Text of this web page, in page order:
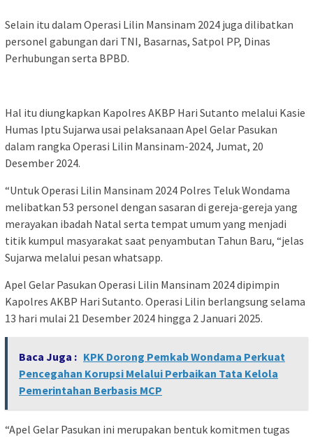
Selain itu dalam Operasi Lilin Mansinam 2024 juga dilibatkan
personel gabungan dari TNI, Basarnas, Satpol PP, Dinas
Perhubungan serta BPBD.
Hal itu diungkapkan Kapolres AKBP Hari Sutanto melalui Kasie
Humas Iptu Sujarwa usai pelaksanaan Apel Gelar Pasukan
dalam rangka Operasi Lilin Mansinam-2024, Jumat, 20
Desember 2024.
“Untuk Operasi Lilin Mansinam 2024 Polres Teluk Wondama
melibatkan 53 personel dengan sasaran di gereja-gereja yang
merayakan ibadah Natal serta tempat umum yang menjadi
titik kumpul masyarakat saat penyambutan Tahun Baru, “jelas
Sujarwa melalui pesan whatsapp.
Apel Gelar Pasukan Operasi Lilin Mansinam 2024 dipimpin
Kapolres AKBP Hari Sutanto. Operasi Lilin berlangsung selama
13 hari mulai 21 Desember 2024 hingga 2 Januari 2025.
Baca Juga : KPK Dorong Pemkab Wondama Perkuat
Pencegahan Korupsi Melalui Perbaikan Tata Kelola
Pemerintahan Berbasis MCP
“Apel Gelar Pasukan ini merupakan bentuk komitmen tugas